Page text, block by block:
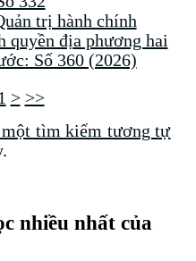
trị hành chính
quyền địa phương hai
Số 360 (2026)
> >>
một tìm kiếm tương tự
nhiều nhất của